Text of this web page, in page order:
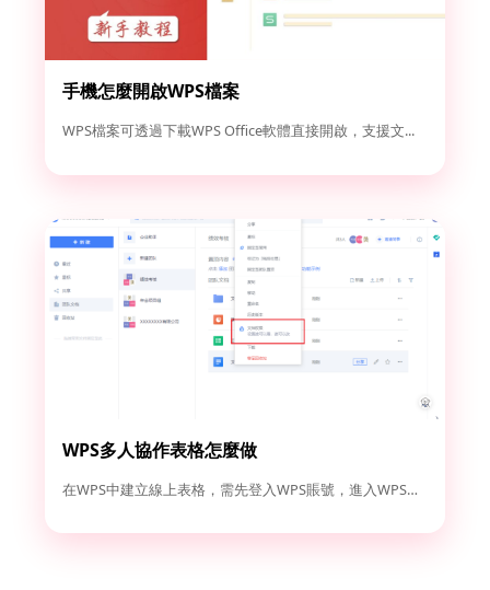
手機怎麼開啟WPS檔案
WPS檔案可透過下載WPS Office軟體直接開啟，支援文...
WPS多人協作表格怎麼做
在WPS中建立線上表格，需先登入WPS賬號，進入WPS雲檔案...